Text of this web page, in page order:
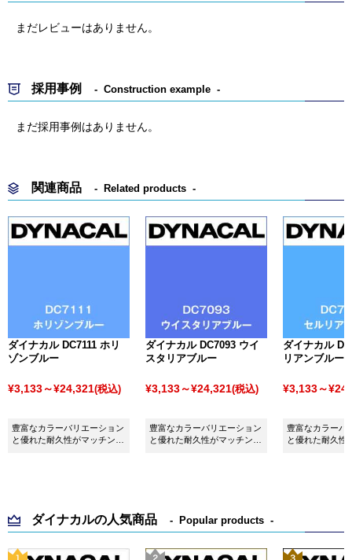
まだレビューはありません。
採用事例 Construction example
まだ採用事例はありません。
関連商品 Related products
ダイナカル DC7111 ホリ
ゾンブルー
¥3,133～¥24,321(税込)
豊富なカラーバリエーション
と優れた耐久性がマッチング
ダイナカル DC7093 ウイ
スタリアブルー
¥3,133～¥24,321(税込)
豊富なカラーバリエーション
と優れた耐久性がマッチング
ダイナカル
リアンブルー
¥3,133～
豊富なカラーバ
と優れた耐久性
ダイナカルの人気商品 Popular products